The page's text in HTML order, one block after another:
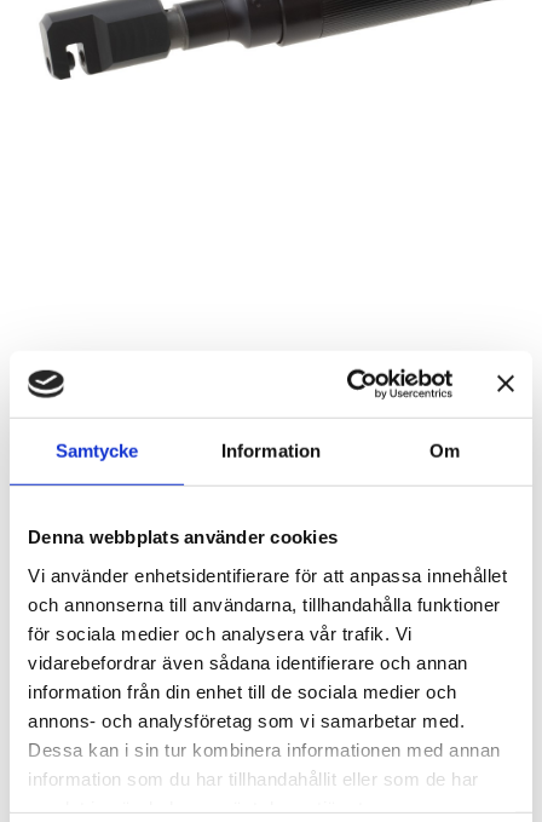
Samtycke Information Om
Denna webbplats använder cookies
Vi använder enhetsidentifierare för att anpassa innehållet
och annonserna till användarna, tillhandahålla funktioner
för sociala medier och analysera vår trafik. Vi
vidarebefordrar även sådana identifierare och annan
information från din enhet till de sociala medier och
annons- och analysföretag som vi samarbetar med.
Dessa kan i sin tur kombinera informationen med annan
information som du har tillhandahållit eller som de har
Hålstansningsverktyg
Artikelnr: H4-6
11 000 kr
st Lägg i varukorgen
Beställningsvara, förväntad leveranstid: 21 dagar.